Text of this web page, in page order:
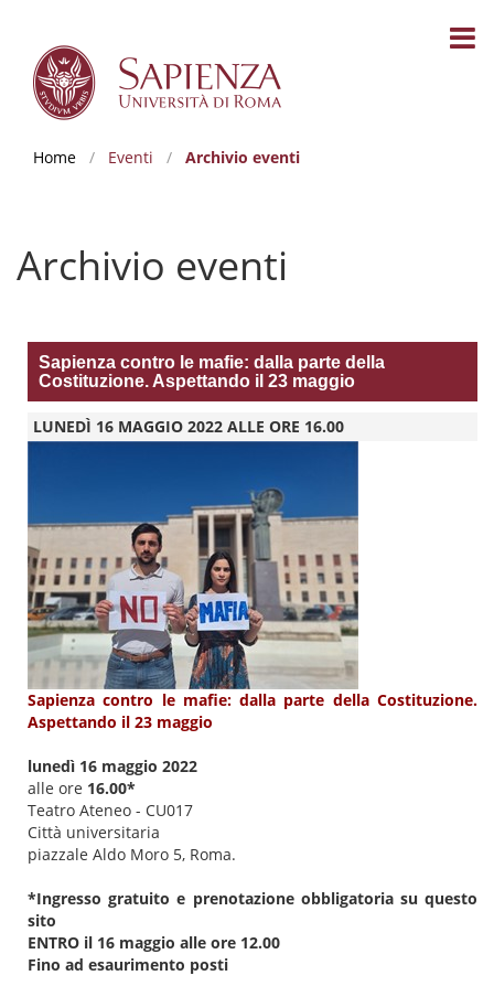
Home / Eventi / Archivio eventi
Archivio eventi
Sapienza contro le mafie: dalla parte della
Costituzione. Aspettando il 23 maggio
LUNEDÌ 16 MAGGIO 2022 ALLE ORE 16.00
Sapienza contro le mafie: dalla parte della Costituzione.
Aspettando il 23 maggio
lunedì 16 maggio 2022
alle ore 16.00*
Teatro Ateneo - CU017
Città universitaria
piazzale Aldo Moro 5, Roma.
*Ingresso gratuito e prenotazione obbligatoria su questo
sito
ENTRO il 16 maggio alle ore 12.00
Fino ad esaurimento posti